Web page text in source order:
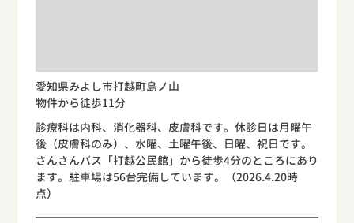
愛知県みよし市打越町島ノ山
物件から徒歩11分
診療科は内科、消化器科、皮膚科です。休診日は月曜午
後（皮膚科のみ）、水曜、土曜午後、日曜、祝日です。
さんさんバス「打越公民館」から徒歩4分のところにあり
ます。駐車場は56台完備しています。（2026.4.20時
点）